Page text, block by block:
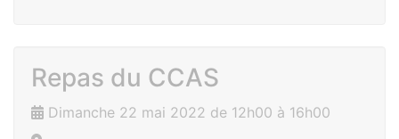
Repas du CCAS
Dimanche 22 mai 2022 de 12h00 à 16h00